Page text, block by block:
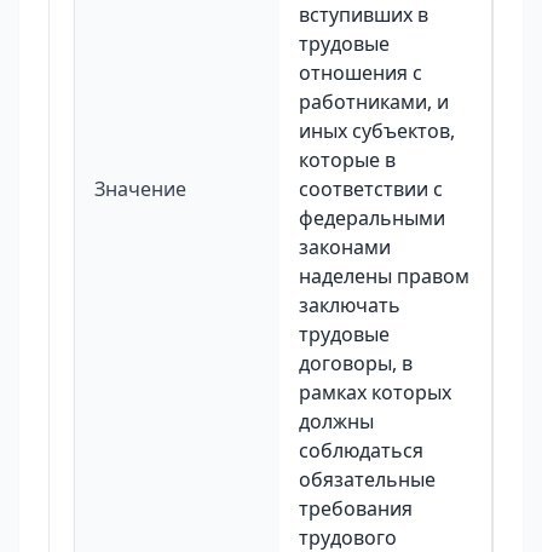
Значение
вступивших в
трудовые
отношения с
работниками, и
иных субъектов,
которые в
соответствии с
федеральными
законами
наделены правом
заключать
трудовые
договоры, в
рамках которых
должны
соблюдаться
обязательные
требования
трудового